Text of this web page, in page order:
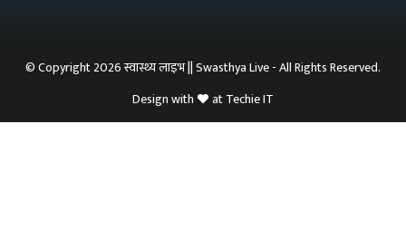
© Copyright 2026 स्वास्थ्य लाइभ || Swasthya Live - All Rights Reserved.
Design with
atTechie IT